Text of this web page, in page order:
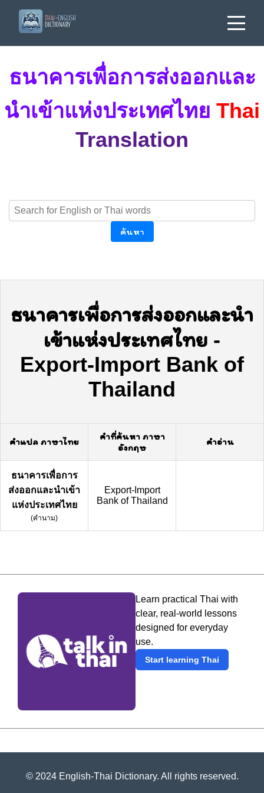
ธนาคารเพื่อการส่งออกและ
นำเข้าแห่งประเทศไทย Thai
Translation
ค้นหา
ธนาคารเพื่อการส่งออกและนำ
เข้าแห่งประเทศไทย -
Export-Import Bank of
Thailand
คำแปล ภาษาไทย
คำที่ค้นหา ภาษา
อังกฤษ
คำอ่าน
ธนาคารเพื่อการ
ส่งออกและนำเข้า
แห่งประเทศไทย
(คำนาม)
Export-Import
Bank of Thailand
Learn practical Thai with
clear, real-world lessons
designed for everyday
use.
Start learning Thai
© 2024 English-Thai Dictionary. All rights reserved.